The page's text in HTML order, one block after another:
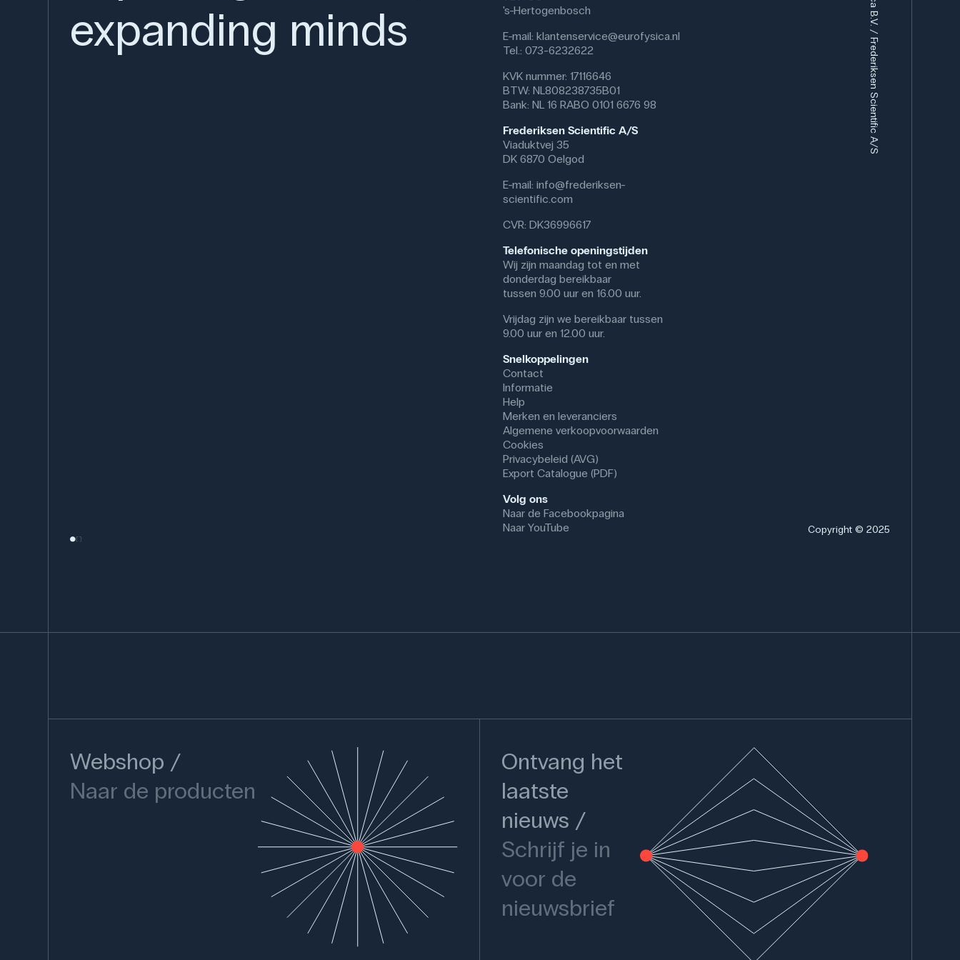
expanding minds
's-Hertogenbosch
E-mail: klantenservice@eurofysica.nl
Tel.: 073-6232622
KVK nummer: 17116646
BTW: NL808238735B01
Bank: NL 16 RABO 0101 6676 98
Frederiksen Scientific A/S
Viaduktvej 35
DK 6870 Oelgod
E-mail: info@frederiksen-
scientific.com
CVR: DK36996617
Telefonische openingstijden
Wij zijn maandag tot en met
donderdag bereikbaar
tussen 9.00 uur en 16.00 uur.
Vrijdag zijn we bereikbaar tussen
9.00 uur en 12.00 uur.
Snelkoppelingen
Contact
Informatie
Help
Merken en leveranciers
Algemene verkoopvoorwaarden
Cookies
Privacybeleid (AVG)
Export Catalogue (PDF)
Volg ons
Naar de Facebookpagina
Naar YouTube
Eurofysica B.V. / Frederiksen Scientific A/S
Copyright © 2025
Webshop
Naar de producten
Ontvang het
laatste
nieuws
Schrijf je in
voor de
nieuwsbrief